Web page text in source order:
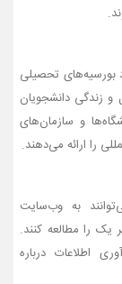
بورسیه‌های تحصیلی
زندگی دانشجویان
و سازمان‌های
را ارائه می‌دهند.
به وب‌سایت
یک را مطالعه کنند.
اطلاعات درباره